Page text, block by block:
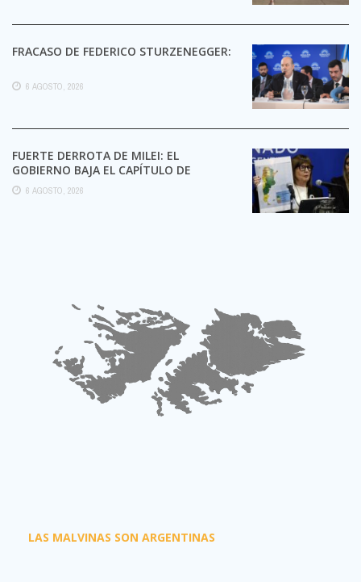
FRACASO DE FEDERICO STURZENEGGER:
6 AGOSTO, 2026
FUERTE DERROTA DE MILEI: EL
GOBIERNO BAJA EL CAPÍTULO DE
EXTRANJERIZACIÓN DE TIERRAS
6 AGOSTO, 2026
LAS MALVINAS SON ARGENTINAS